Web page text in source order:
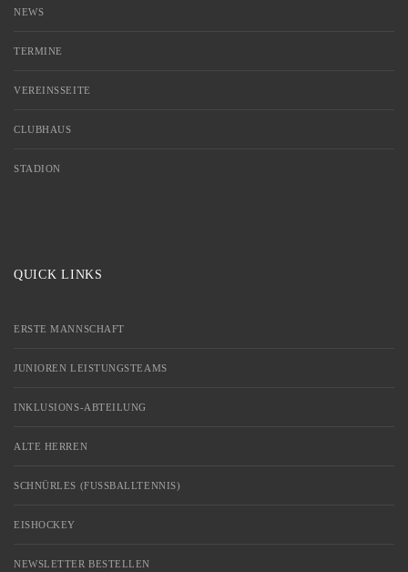
NEWS
TERMINE
VEREINSSEITE
CLUBHAUS
STADION
QUICK LINKS
ERSTE MANNSCHAFT
JUNIOREN LEISTUNGSTEAMS
INKLUSIONS-ABTEILUNG
ALTE HERREN
SCHNÜRLES (FUSSBALLTENNIS)
EISHOCKEY
NEWSLETTER BESTELLEN